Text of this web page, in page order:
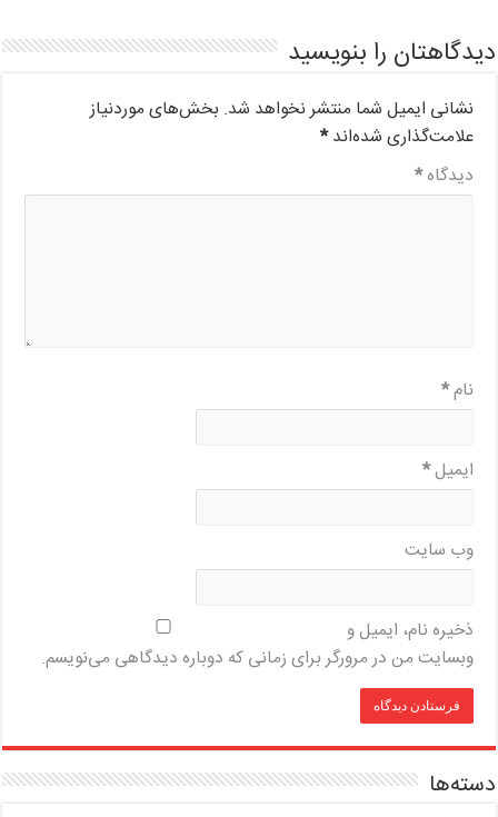
دیدگاهتان را بنویسید
نشانی ایمیل شما منتشر نخواهد شد. بخش‌های موردنیاز
علامت‌گذاری شده‌اند*
دیدگاه*
نام*
ایمیل*
وب‌ سایت
ذخیره نام، ایمیل و
وبسایت من در مرورگر برای زمانی که دوباره دیدگاهی می‌نویسم.
دسته‌ها